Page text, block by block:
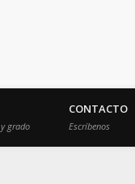
grado
CONTACTO
Escríbenos